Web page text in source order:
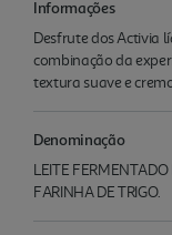
Informações
Desfrute dos Activia
combinação da
textura suave e
Denominação
LEITE
FARINHA DE TRIGO.